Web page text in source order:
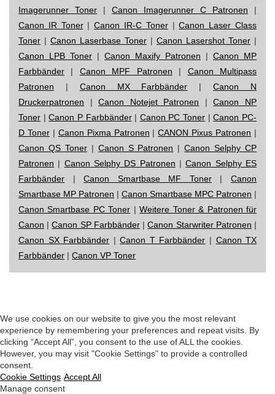
Imagerunner Toner | Canon Imagerunner C Patronen |
Canon IR Toner|Canon IR-C Toner|Canon Laser Class
Toner | Canon Laserbase Toner | Canon Lasershot Toner |
Canon LPB Toner | Canon Maxify Patronen | Canon MP
Farbbänder | Canon MPF Patronen | Canon Multipass
Patronen | Canon MX Farbbänder |Canon N
Druckerpatronen |Canon Notejet Patronen |Canon NP
Toner |Canon P Farbbänder| Canon PC Toner |Canon PC-
D Toner| Canon Pixma Patronen |CANON Pixus Patronen |
Canon QS Toner| Canon S Patronen |Canon Selphy CP
Patronen | Canon Selphy DS Patronen |Canon Selphy ES
Farbbänder |Canon Smartbase MF Toner|Canon
Smartbase MP Patronen | Canon Smartbase MPC Patronen |
Canon Smartbase PC Toner |Weitere Toner & Patronen für
Canon |Canon SP Farbbänder|Canon Starwriter Patronen |
Canon SX Farbbänder |Canon T Farbbänder | Canon TX
Farbbänder | Canon VP Toner
We use cookies on our website to give you the most relevant
experience by remembering your preferences and repeat visits. By
clicking “Accept All”, you consent to the use of ALL the cookies.
However, you may visit "Cookie Settings" to provide a controlled
consent.
Cookie Settings Accept All
Manage consent